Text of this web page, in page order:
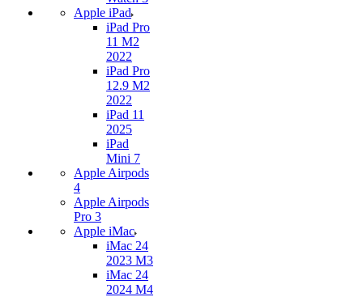
Apple iPad
iPad Pro
11 M2
2022
iPad Pro
12.9 M2
2022
iPad 11
2025
iPad
Mini 7
Apple Airpods
4
Apple Airpods
Pro 3
Apple iMac
iMac 24
2023 M3
iMac 24
2024 M4